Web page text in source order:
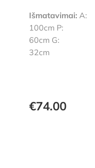
Išmatavimai: A:
100cm P:
60cm G:
32cm
€74.00